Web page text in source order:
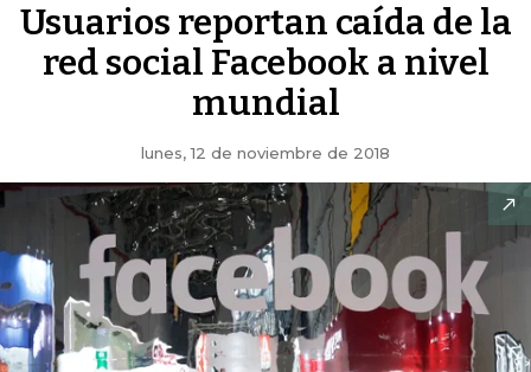
Usuarios reportan caída de la
red social Facebook a nivel
mundial
lunes, 12 de noviembre de 2018